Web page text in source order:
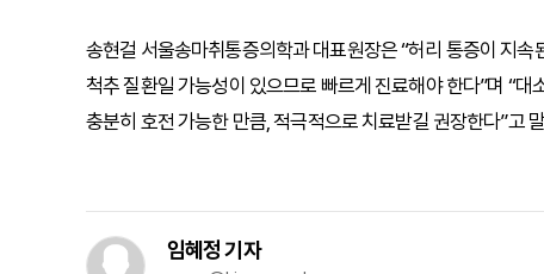
송현걸 서울송마취통증의학과 대표원장은 “허리 통증이 지
척추 질환일 가능성이 있으므로 빠르게 진료해야 한다”며 “
충분히 호전 가능한 만큼, 적극적으로 치료받길 권장한다”고
임혜정 기자